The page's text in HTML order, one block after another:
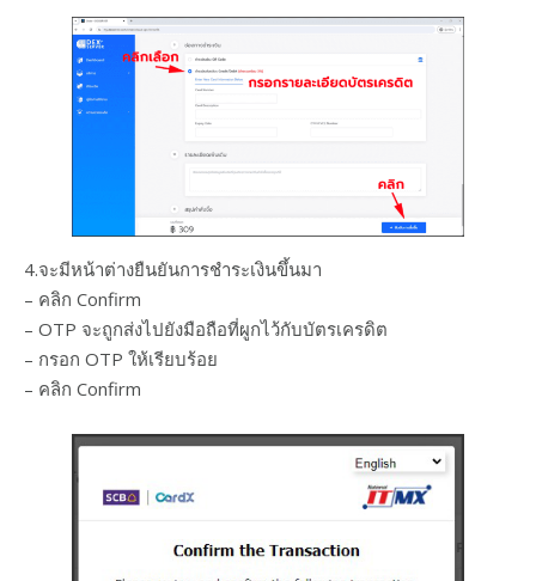
4.จะมีหน้าต่างยืนยันการชำระเงินขึ้นมา
– คลิก Confirm
– OTP จะถูกส่งไปยังมือถือที่ผูกไว้กับบัตรเครดิต
– กรอก OTP ให้เรียบร้อย
– คลิก Confirm